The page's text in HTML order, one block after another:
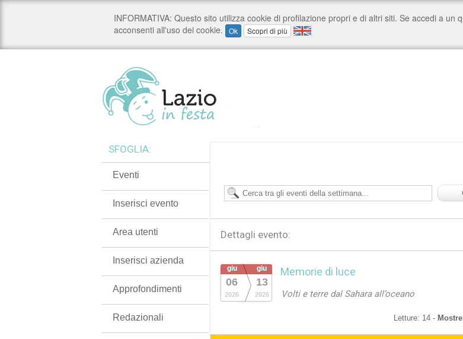
Dettagli evento:
giu
06
2026
giu
13
2026
Memorie di luce
Volti e terre dal Sahara all’oceano
Letture: 14 - Mostre
SFOGLIA:
Eventi
Inserisci evento
Area utenti
Inserisci azienda
Approfondimenti
Redazionali